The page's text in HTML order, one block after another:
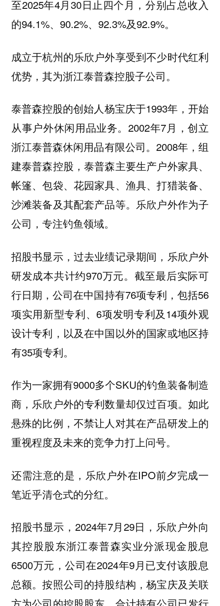
至2025年4月30日止四个月，分别占总收入
的94.1%、90.2%、92.3%及92.9%。
成立于杭州的乐欣户外享受到不少时代红利
优势，其为浙江泰普森控股子公司。
泰普森控股的创始人杨宝庆于1993年，开始
从事户外休闲用品业务。2002年7月，创立
浙江泰普森休闲用品有限公司。2008年，组
建泰普森控股，泰普森主要生产户外家具、
帐篷、包袋、花园家具、渔具、打猎装备、
沙滩装备及其配套产品等。乐欣户外作为子
公司，专注钓鱼领域。
招股书显示，过去业绩记录期间，乐欣户外
研发成本共计约970万元。截至最后实际可
行日期，公司在中国持有76项专利，包括56
项实用新型专利、6项发明专利及14项外观
设计专利，以及在中国以外的国家或地区持
有35项专利。
作为一家拥有9000多个SKU的钓鱼装备制造
商，乐欣户外的专利数量却仅过百项。如此
悬殊的比例，不禁让人对其在产品研发上的
重视程度及未来的竞争力打上问号。
还需注意的是，乐欣户外在IPO前夕完成一
笔近乎清仓式的分红。
招股书显示，2024年7月29日，乐欣户外向
其控股股东浙江泰普森实业分派现金股息
6500万元，公司在2024年9月已支付该股息
总额。按照公司的持股结构，杨宝庆及关联